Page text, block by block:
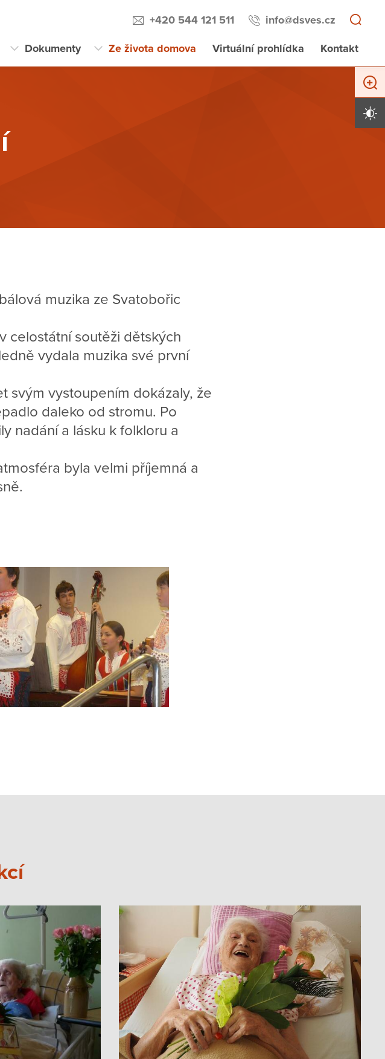
+420 544 121 511 info@dsves.cz
Dokumenty Ze života domova Virtuální prohlídka Kontakt
muzika ze Svatobořic
celostátní soutěži dětských
vydala muzika své první
svým vystoupením dokázaly, že
daleko od stromu. Po
nadání a lásku k folkloru a
byla velmi příjemná a